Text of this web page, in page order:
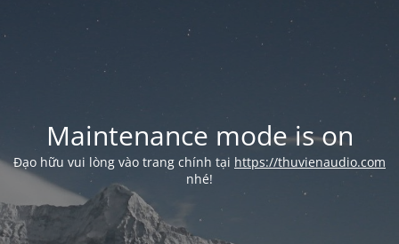
Maintenance mode is on
Đạo hữu vui lòng vào trang chính tại https://thuvienaudio.com
nhé!